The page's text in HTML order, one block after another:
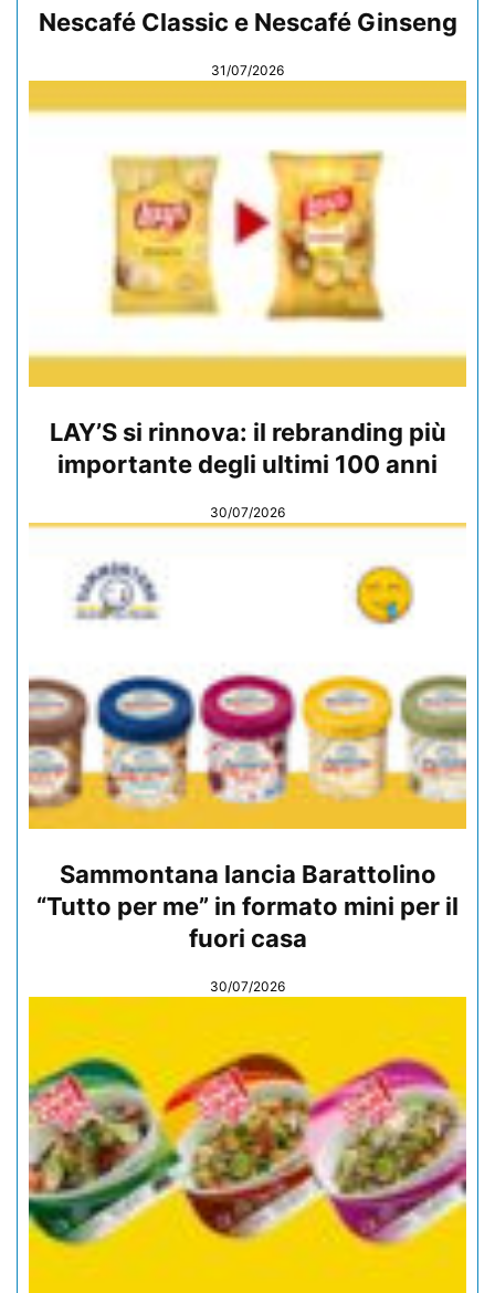
Nescafé Classic e Nescafé Ginseng
31/07/2026
LAY’S si rinnova: il rebranding più
importante degli ultimi 100 anni
30/07/2026
Sammontana lancia Barattolino
“Tutto per me” in formato mini per il
fuori casa
30/07/2026